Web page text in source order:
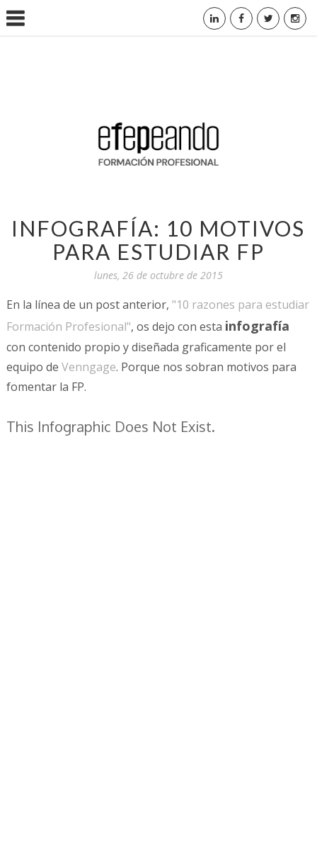
INFOGRAFÍA: 10 MOTIVOS
PARA ESTUDIAR FP
lunes, 26 de octubre de 2015
En la línea de un post anterior, "10 razones para estudiar
Formación Profesional", os dejo con esta infografía
con contenido propio y diseñada graficamente por el
equipo de Venngage. Porque nos sobran motivos para
fomentar la FP.